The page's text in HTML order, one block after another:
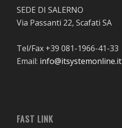
SEDE DI SALERNO
Via Passanti 22, Scafati SA
Tel/Fax +39 081-1966-41-33
Email: info@itsystemonline.it
FAST LINK